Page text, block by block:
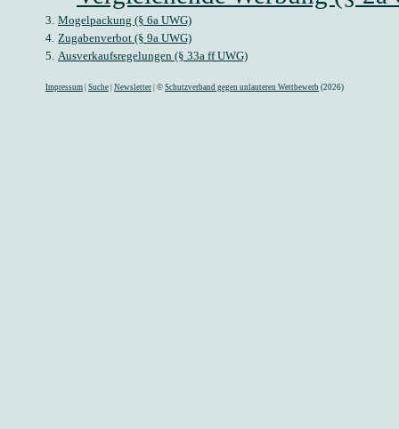
3. Mogelpackung (§ 6a UWG)
4. Zugabenverbot (§ 9a UWG)
5. Ausverkaufsregelungen (§ 33a ff UWG)
Impressum Suche Newsletter | © Schutzverband gegen unlauteren Wettbewerb (2026)